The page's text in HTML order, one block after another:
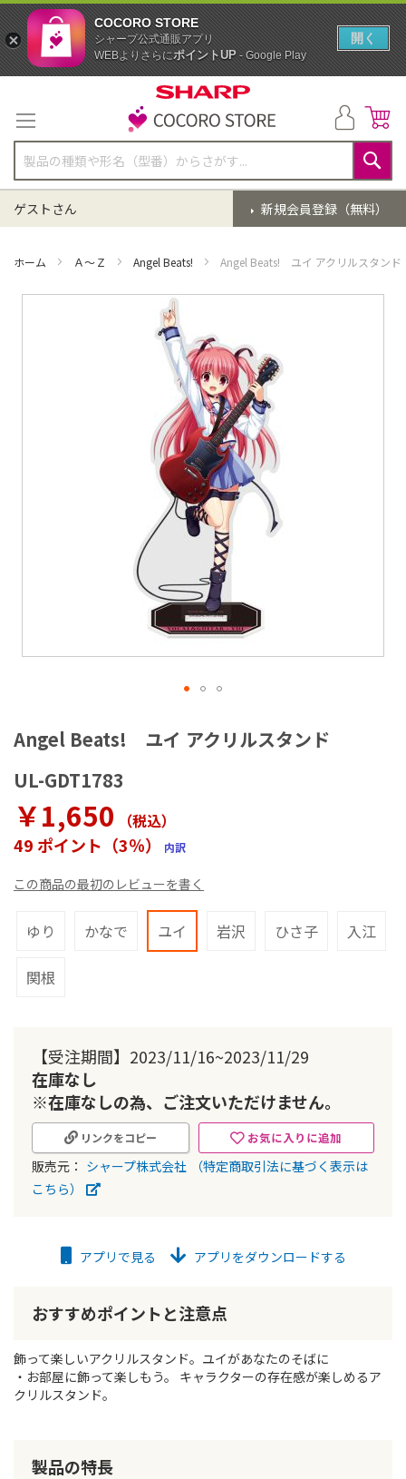
テ
ン
ツ
に
ス
キ
ッ
検
索
新規会員登録（無料）
ゲストさん
ホーム Ａ～Ｚ Angel Beats! Angel Beats! ユイ アクリルスタンド
Angel Beats! ユイ アクリルスタンド
UL-GDT1783
￥1,650 （税込）
49 ポイント（3％） 内訳
この商品の最初のレビューを書く
ゆり かなで ユイ 岩沢 ひさ子 入江
関根
【受注期間】2023/11/16~2023/11/29
在庫なし
※在庫なしの為、ご注文いただけません。
お気に入りに追加
リンクをコピー
販売元： シャープ株式会社
（特定商取引法に基づく表示は
こちら）
メ
ー
ギ
ャ
ラ
リ
ー
最
に
す
アプリで見る アプリをダウンロードする
おすすめポイントと注意点
飾って楽しいアクリルスタンド。ユイがあなたのそばに
・お部屋に飾って楽しもう。 キャラクターの存在感が楽しめるア
クリルスタンド。
製品の特長
COCORO STORE
シャープ公式通販アプリ
WEBよりさらにポイントUP- Google Play
開く